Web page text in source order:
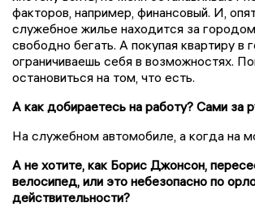
факторов, например, финансовый. И,
служебное жилье находится за
свободно бегать. А покупая квартиру в
ограничиваешь себя в возможностях.
остановиться на том, что есть.
А как добираетесь на работу? Сами за
На служебном автомобиле, а когда на
А не хотите, как Борис Джонсон,
велосипед, или это небезопасно по
действительности?